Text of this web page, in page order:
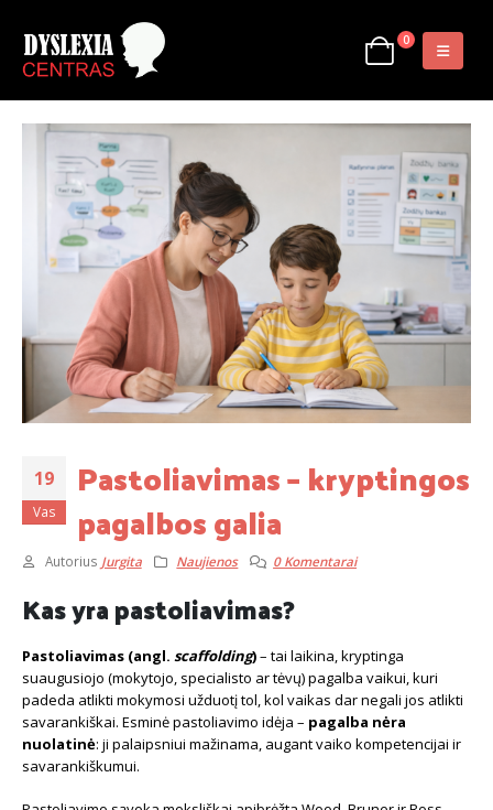
0
19
Vas
Pastoliavimas – kryptingos
pagalbos galia
Autorius Jurgita Naujienos 0 Komentarai
Kas yra pastoliavimas?
Pastoliavimas (angl. scaffolding)– tai laikina, kryptinga
suaugusiojo (mokytojo, specialisto ar tėvų) pagalba vaikui, kuri
padeda atlikti mokymosi užduotį tol, kol vaikas dar negali jos atlikti
savarankiškai. Esminė pastoliavimo idėja – pagalba nėra
nuolatinė: ji palaipsniui mažinama, augant vaiko kompetencijai ir
savarankiškumui.